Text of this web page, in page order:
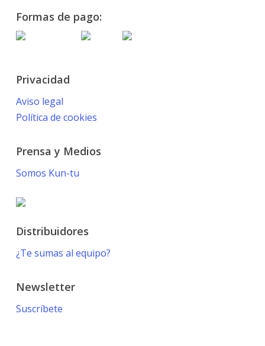
Formas de pago:
Privacidad
Aviso legal
Política de cookies
Prensa y Medios
Somos Kun-tu
Distribuidores
¿Te sumas al equipo?
Newsletter
Suscríbete